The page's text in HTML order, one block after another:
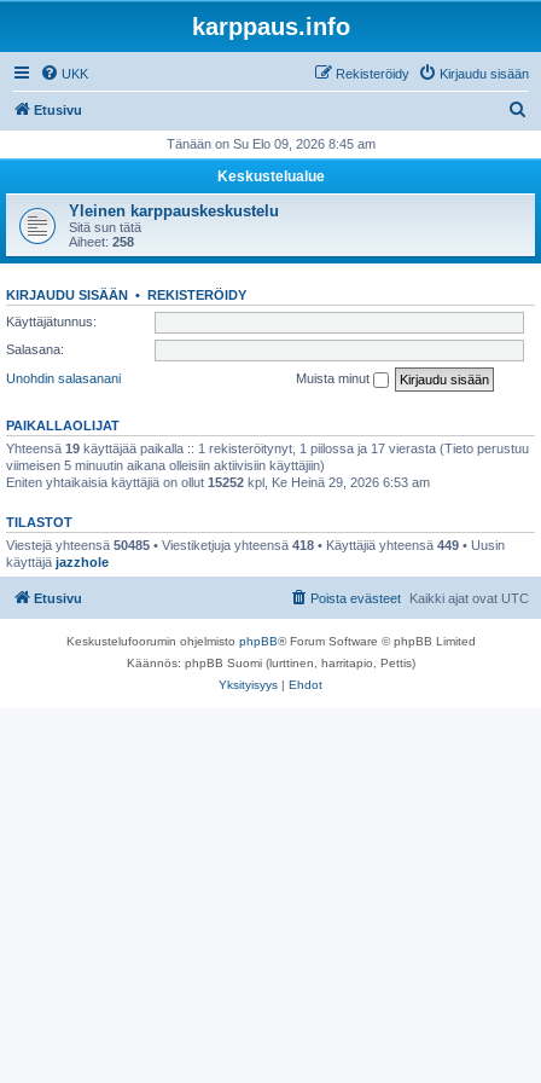
karppaus.info
UKK Kirjaudu sisään
Rekisteröidy
Etusivu
i
Tänään on Su Elo 09, 2026 8:45 am
Keskustelualue
Yleinen karppauskeskustelu
Sitä sun tätä
Aiheet: 258
KIRJAUDU SISÄÄN • REKISTERÖIDY
Käyttäjätunnus:
Salasana:
Unohdin salasanani
Muista minut
PAIKALLAOLIJAT
Yhteensä 19 käyttäjää paikalla :: 1 rekisteröitynyt, 1 piilossa ja 17 vierasta (Tieto perustuu
viimeisen 5 minuutin aikana olleisiin aktiivisiin käyttäjiin)
Eniten yhtaikaisia käyttäjiä on ollut 15252 kpl, Ke Heinä 29, 2026 6:53 am
TILASTOT
Viestejä yhteensä 50485 • Viestiketjuja yhteensä 418 • Käyttäjiä yhteensä 449 • Uusin
käyttäjä jazzhole
Etusivu Kaikki ajat ovat UTC
Poista evästeet
Keskustelufoorumin ohjelmisto phpBB® Forum Software © phpBB Limited
Käännös: phpBB Suomi (lurttinen, harritapio, Pettis)
Yksityisyys | Ehdot